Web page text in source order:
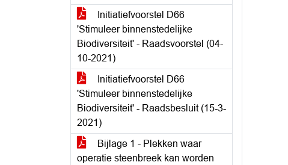
Initiatiefvoorstel D66
'Stimuleer binnenstedelijke
Biodiversiteit' - Raadsvoorstel (04-
10-2021)
Initiatiefvoorstel D66
'Stimuleer binnenstedelijke
Biodiversiteit' - Raadsbesluit (15-3-
2021)
Bijlage 1 - Plekken waar
operatie steenbreek kan worden